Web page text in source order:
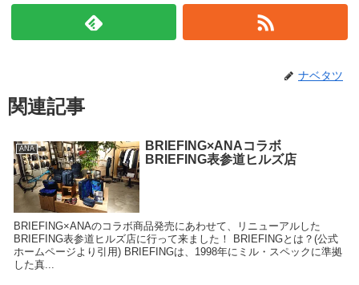
ナベタツ
関連記事
ANA
BRIEFING×ANAコラボ
BRIEFING表参道ヒルズ店
BRIEFING×ANAのコラボ商品発売にあわせて、リニューアルした
BRIEFING表参道ヒルズ店に行って来ました！ BRIEFINGとは？(公式
ホームページより引用) BRIEFINGは、1998年にミル・スペックに準拠
した真...